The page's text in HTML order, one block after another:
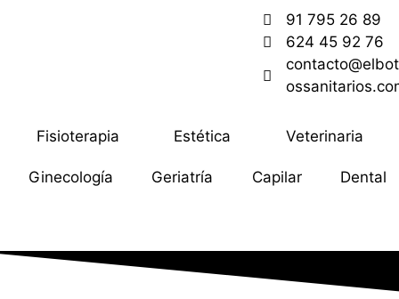
91 795 26 89
624 45 92 76
Fisioterapia Estética Veterinaria
Ginecología Geriatría Capilar Dental